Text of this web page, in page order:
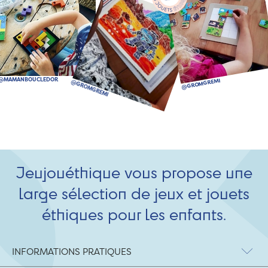
Jeujouéthique vous propose une
large sélection de jeux et jouets
éthiques pour les enfants.
INFORMATIONS PRATIQUES